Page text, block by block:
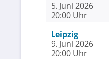
5. Juni 2026
20:00 Uhr
Leipzig
9. Juni 2026
20:00 Uhr